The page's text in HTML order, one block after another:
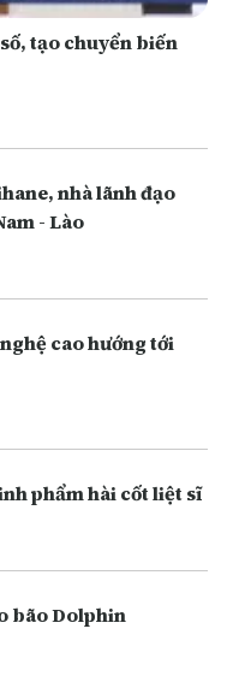
tạo chuyển biến
nhà lãnh đạo
- Lào
cao hướng tới
phẩm hài cốt liệt sĩ
bão Dolphin